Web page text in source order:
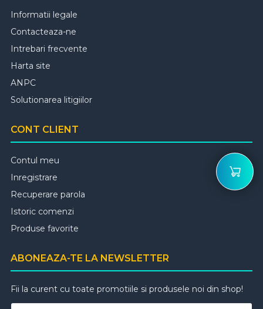
Informatii legale
Contacteaza-ne
Intrebari frecvente
Harta site
ANPC
Solutionarea litigiilor
CONT CLIENT
Contul meu
Inregistrare
Recuperare parola
Istoric comenzi
Produse favorite
ABONEAZA-TE LA NEWSLETTER
Fii la curent cu toate promotiile si produsele noi din shop!